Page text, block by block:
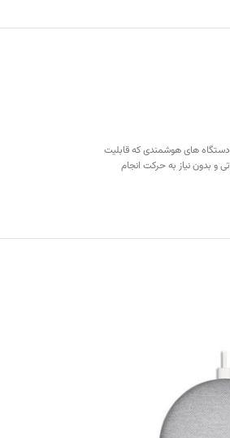
دستگاه های هوشمندی که قابلیت
و بدون نیاز به حرکت انجام